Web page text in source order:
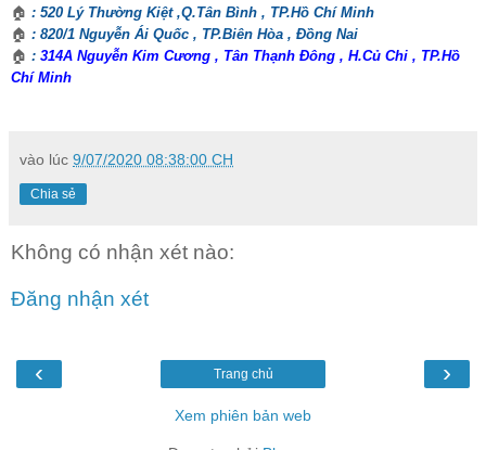
🏠 : 520 Lý Thường Kiệt ,Q.Tân Bình , TP.Hồ Chí Minh
🏠 : 820/1 Nguyễn Ái Quốc , TP.Biên Hòa , Đồng Nai
🏠 : 314A Nguyễn Kim Cương , Tân Thạnh Đông , H.Củ Chi , TP.Hồ
Chí Minh
vào lúc 9/07/2020 08:38:00 CH
Chia sẻ
Không có nhận xét nào:
Đăng nhận xét
‹ ›
Trang chủ
Xem phiên bản web